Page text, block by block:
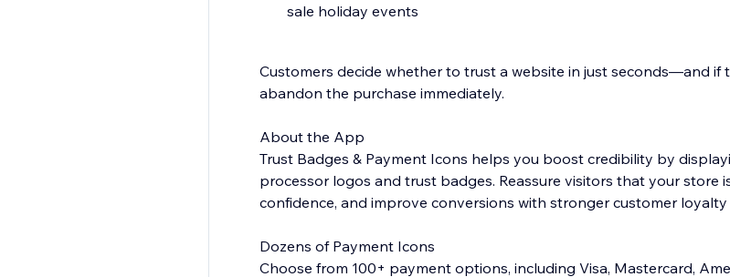
sale holiday events
Customers decide whether to trust a website in just seconds—and if
abandon the purchase immediately.
About the App
Trust Badges & Payment Icons helps you boost credibility by
processor logos and trust badges. Reassure visitors that your store
confidence, and improve conversions with stronger customer loyalty
Dozens of Payment Icons
Choose from 100+ payment options, including Visa, Mastercard,